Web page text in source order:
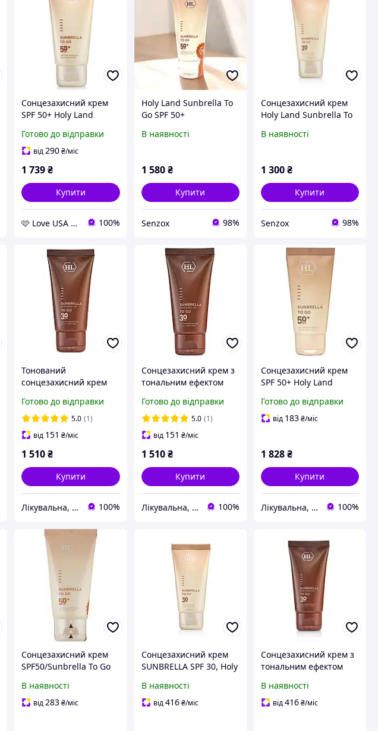
Сонцезахисний крем
SPF 50+ Holy Land
Go SPF 50+
Готово до відправки
від290₴/міс
1 739₴
Купити
🩷 Love USA Shop 🩷 100%
Holy Land Sunbrella To
Go SPF 50+
для обличчя, 50 мл
В наявності
1 580 ₴
Купити
Senzox 98%
Сонцезахисний крем
Holy Land Sunbrella To
В наявності
1 300₴
Купити
Senzox 98%
Тонований
сонцезахисний крем
Sunbrella Demi Make-
Up Sun Protector SPF 30
50 мл
Готово до відправки
5.0 (1)
від 151 ₴/міс
1 510₴
Купити
Лікувальна, доглядова та професійна косметика 100%
Сонцезахисний крем з
тональним ефектом
Demi Make-Up Sun
Protector SPF30 50 мл
Готово до відправки
5.0 (1)
від 151 ₴/міс
1 510 ₴
Купити
Лікувальна, доглядова та професійна косметика 100%
Сонцезахисний крем
SPF 50+ Holy Land
SPF 50+
Готово до відправки
від 183₴/міс
1 828₴
Купити
Лікувальна, доглядова та професійна косметика 100%
Сонцезахисний крем
SPF50/Sunbrella To Go
В наявності
від283₴/міс
Сонцезахисний крем
SUNBRELLA SPF 30, Holy
В наявності
від416 ₴/міс
Сонцезахисний крем з
тональним ефектом
Demi Make - UP To Go
SPF 30 50мл
В наявності
від416₴/міс